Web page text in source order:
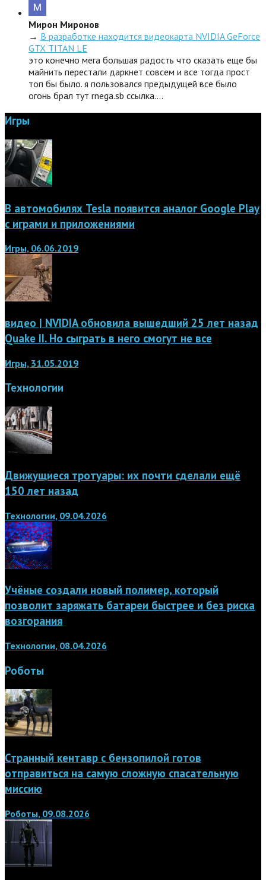
Мирон Миронов
→ В разработке находится видеокарта NVIDIA GeForce
GTX TITAN LE
это конечно мега большая радость что сказать еще бы
майнить перестали даркнет совсем и все тогда прост
топ бы было. я пользовался предыдущей все было
огонь брал тут rnega.sb ссылка.…
Игры
В автомобилях Tesla появится аналог Google Play
с играми и приложениями
Игры, 06.06.2019
видео | NVIDIA обновила вышедший 25 лет назад
Quake II. Но сыграть в него смогут не все
Игры, 31.05.2019
Технологии
Движущиеся тротуары: их почти сделали ещё
150 лет назад
Технологии, 09.04.2026
Учёные создали новый полимер, который
позволит заряжать батареи быстрее и без риска
возгорания
Технологии, 08.04.2026
Роботы
Странный кентавр с бензопилой готов
отправиться на самую сложную спасательную
миссию
Роботы, 09.08.2026